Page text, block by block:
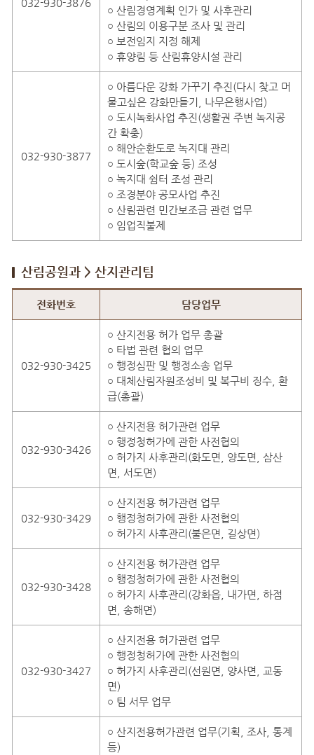
○ 산림경영계획 인가 및 사후관리
○ 산림의 이용구분 조사 및 관리
○ 보전임지 지정 해제
○ 휴양림 등 산림휴양시설 관리
032-930-3877
○ 아름다운 강화 가꾸기 추진(다시 찾고 머
물고싶은 강화만들기, 나무은행사업)
○ 도시녹화사업 추진(생활권 주변 녹지공
간 확충)
○ 해안순환도로 녹지대 관리
○ 도시숲(학교숲 등) 조성
○ 녹지대 쉼터 조성 관리
○ 조경분야 공모사업 추진
○ 산림관련 민간보조금 관련 업무
○ 임업직불제
산림공원과 > 산지관리팀
전화번호 담당업무
032-930-3425
○ 산지전용 허가 업무 총괄
○ 타법 관련 협의 업무
○ 행정심판 및 행정소송 업무
○ 대체산림자원조성비 및 복구비 징수, 환
급(총괄)
032-930-3426
○ 산지전용 허가관련 업무
○ 행정청허가에 관한 사전협의
○ 허가지 사후관리(화도면, 양도면, 삼산
면, 서도면)
032-930-3429
○ 산지전용 허가관련 업무
○ 행정청허가에 관한 사전협의
○ 허가지 사후관리(불은면, 길상면)
032-930-3428
○ 산지전용 허가관련 업무
○ 행정청허가에 관한 사전협의
○ 허가지 사후관리(강화읍, 내가면, 하점
면, 송해면)
032-930-3427
○ 산지전용 허가관련 업무
○ 행정청허가에 관한 사전협의
○ 허가지 사후관리(선원면, 양사면, 교동
면)
○ 팀 서무 업무
○ 산지전용허가관련 업무(기획, 조사, 통계
등)